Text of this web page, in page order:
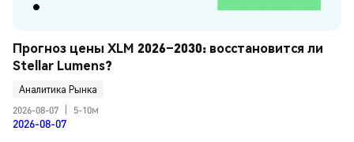
Прогноз цены XLM 2026–2030: восстановится ли
Stellar Lumens?
Аналитика Рынка
2026-08-07
5-10м
2026-08-07